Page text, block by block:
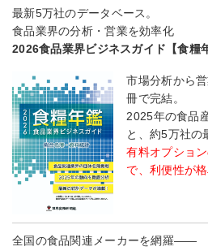
最新5万社のデータベース。
食品業界の分析・営業を効率化
2026食品業界ビジネスガイド【食糧
市場分析から
冊で完結。
2025年の食品
と、約5万社の
有料オプショ
で、利便性が
全国の食品関連メーカーを網羅――